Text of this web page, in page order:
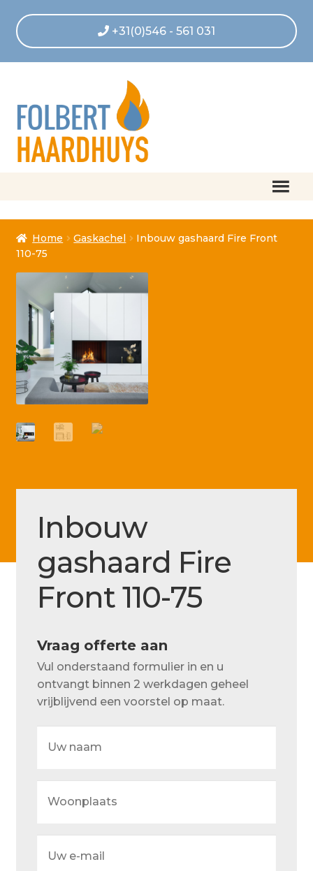
+31(0)546 - 561 031
Afrekenen
Algemene voorwaarden
Betaling voltooid
Blog
Contact
FAQ
Klantenservice
Betaalmethode
Mijn account
Actueel
Ons team
Retouren – Geschillen – Garantie
Service en onderhoud
Verzending en bezorging
Home Gaskachel
Inbouw gashaard Fire Front
110-75
Inbouw
gashaard Fire
Front 110-75
Vraag offerte aan
Vul onderstaand formulier in en u
ontvangt binnen 2 werkdagen geheel
vrijblijvend een voorstel op maat.
naam